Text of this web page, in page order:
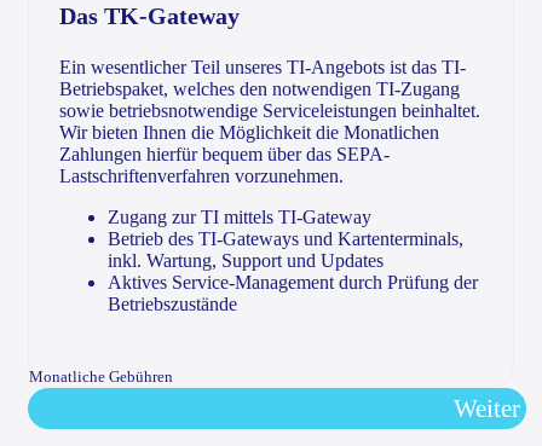
Das TK-Gateway
Ein wesentlicher Teil unseres TI-Angebots ist das TI-
Betriebspaket, welches den notwendigen TI-Zugang
sowie betriebsnotwendige Serviceleistungen beinhaltet.
Wir bieten Ihnen die Möglichkeit die Monatlichen
Zahlungen hierfür bequem über das SEPA-
Lastschriftenverfahren vorzunehmen.
Zugang zur TI mittels TI-Gateway
Betrieb des TI-Gateways und Kartenterminals,
inkl. Wartung, Support und Updates
Aktives Service-Management durch Prüfung der
Betriebszustände
Monatliche Gebühren
Weiter